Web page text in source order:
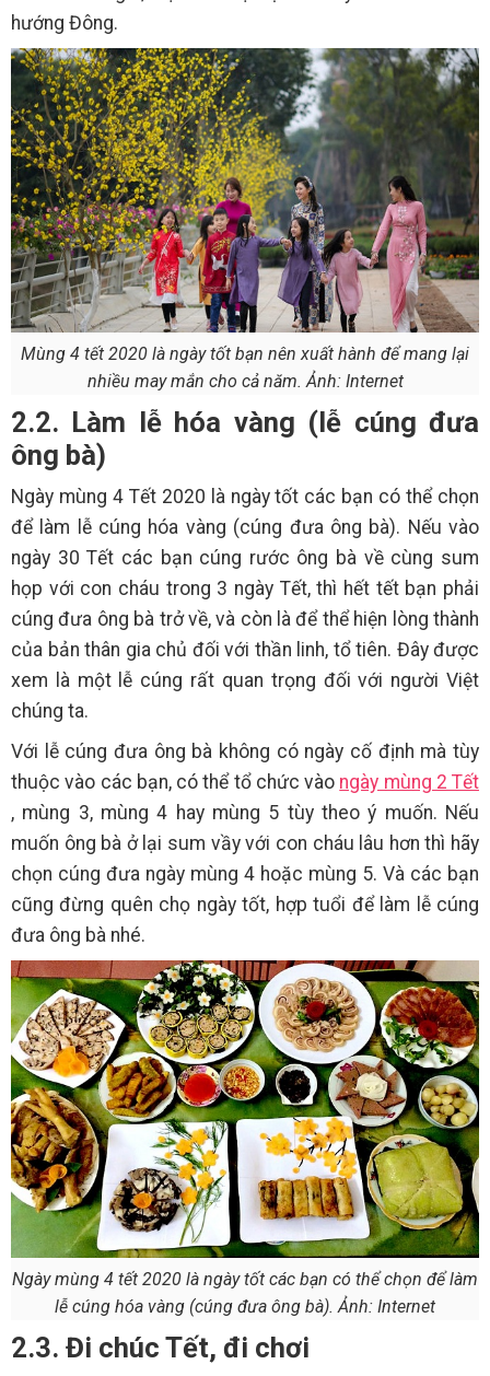
hướng Đông.
Mùng 4 tết 2020 là ngày tốt bạn nên xuất hành để mang lại
nhiều may mắn cho cả năm. Ảnh: Internet
2.2. Làm lễ hóa vàng (lễ cúng đưa
ông bà)
Ngày mùng 4 Tết 2020 là ngày tốt các bạn có thể chọn
để làm lễ cúng hóa vàng (cúng đưa ông bà). Nếu vào
ngày 30 Tết các bạn cúng rước ông bà về cùng sum
họp với con cháu trong 3 ngày Tết, thì hết tết bạn phải
cúng đưa ông bà trở về, và còn là để thể hiện lòng thành
của bản thân gia chủ đối với thần linh, tổ tiên. Đây được
xem là một lễ cúng rất quan trọng đối với người Việt
chúng ta.
Với lễ cúng đưa ông bà không có ngày cố định mà tùy
thuộc vào các bạn, có thể tổ chức vào ngày mùng 2 Tết
, mùng 3, mùng 4 hay mùng 5 tùy theo ý muốn. Nếu
muốn ông bà ở lại sum vầy với con cháu lâu hơn thì hãy
chọn cúng đưa ngày mùng 4 hoặc mùng 5. Và các bạn
cũng đừng quên chọ ngày tốt, hợp tuổi để làm lễ cúng
đưa ông bà nhé.
Ngày mùng 4 tết 2020 là ngày tốt các bạn có thể chọn để làm
lễ cúng hóa vàng (cúng đưa ông bà). Ảnh: Internet
2.3. Đi chúc Tết, đi chơi